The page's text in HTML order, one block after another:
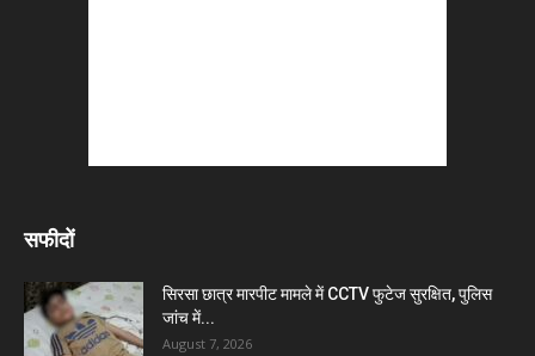
सफीदों
सिरसा छात्र मारपीट मामले में CCTV फुटेज सुरक्षित, पुलिस
जांच में...
August 7, 2026